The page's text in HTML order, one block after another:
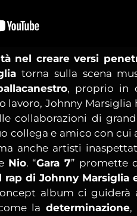
nel creare versi
torna sulla scena
, proprio in
lavoro, Johnny Marsiglia
collaborazioni di
collega e amico con cui
anche artisti
Nio. “Gara 7” promette
di Johnny Marsiglia
album ci guiderà
la determinazione,